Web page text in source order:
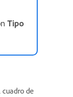
Tipo
de